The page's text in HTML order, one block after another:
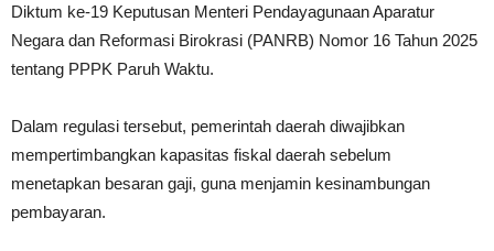
Diktum ke-19 Keputusan Menteri Pendayagunaan Aparatur
Negara dan Reformasi Birokrasi (PANRB) Nomor 16 Tahun 2025
tentang PPPK Paruh Waktu.
Dalam regulasi tersebut, pemerintah daerah diwajibkan
mempertimbangkan kapasitas fiskal daerah sebelum
menetapkan besaran gaji, guna menjamin kesinambungan
pembayaran.